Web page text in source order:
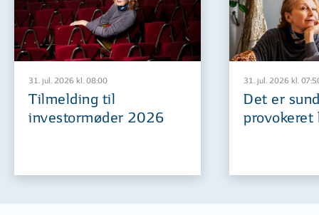
31. jul. 2026 kl. 08:00
Tilmelding til
investormøder 2026
31. jul. 2026 kl.
Det er
provokeret